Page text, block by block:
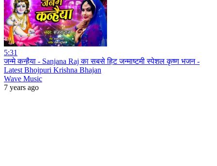
5:31
जन्मे कन्हैया - Sanjana Raj का सबसे हिट जन्माष्टमी स्पेशल कृष्ण भजन -
Latest Bhojpuri Krishna Bhajan
Wave Music
7 years ago